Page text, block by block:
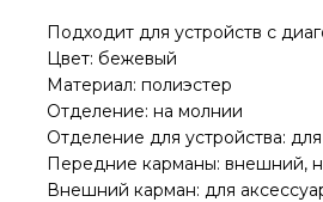
Подходит для устройств с
Цвет: бежевый
Материал: полиэстер
Отделение: на молнии
Отделение для устройства:
Передние карманы: внешний,
Внешний карман: для